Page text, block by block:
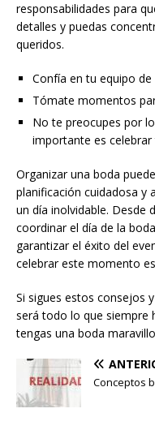
responsabilidades para
detalles y puedas
queridos.
Confía en tu equipo
Tómate momentos
No te preocupes por
importante es
Organizar una boda
planificación cuidadosa y
un día inolvidable. Desde
coordinar el día de la
garantizar el éxito del
celebrar este momento
Si sigues estos consejos
será todo lo que siempre
tengas una boda
Conceptos